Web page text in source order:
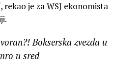
rekao je za WSJ ekonomista
Bokserska zvezda u
u sred